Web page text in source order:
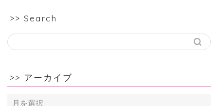
>> Search
>> アーカイブ